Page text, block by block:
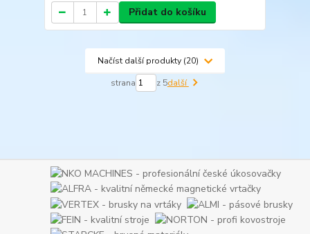
Přidat do košíku
Načíst další produkty (20)
strana z 5další